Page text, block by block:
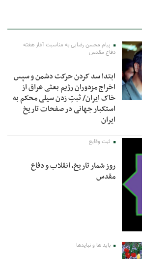
پیام محسن رضایی به مناسبت آغاز هفته
دفاع مقدس
ابتدا سد کردن حرکت دشمن و سپس
اخراج مزدوران رژیم بعثی عراق از
خاک ایران/ ثبتِ زدن سیلی محکم به
استکبار جهانی در صفحات تاریخ
ایران
ثبت وقایع
روز شمار تاریخ، انقلاب و دفاع
مقدس
باید ها و نبایدها